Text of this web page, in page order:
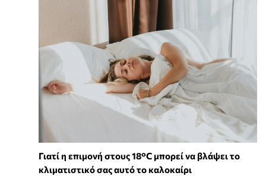
Γιατί η επιμονή στους 18°C μπορεί να βλάψει το
κλιματιστικό σας αυτό το καλοκαίρι